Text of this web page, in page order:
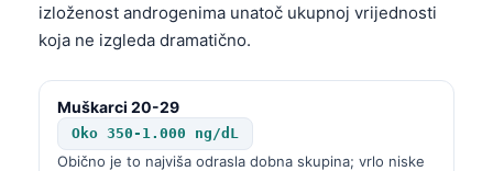
izloženost androgenima unatoč ukupnoj vrijednosti
koja ne izgleda dramatično.
Muškarci 20-29
Oko 350-1.000 ng/dL
Obično je to najviša odrasla dobna skupina; vrlo niske